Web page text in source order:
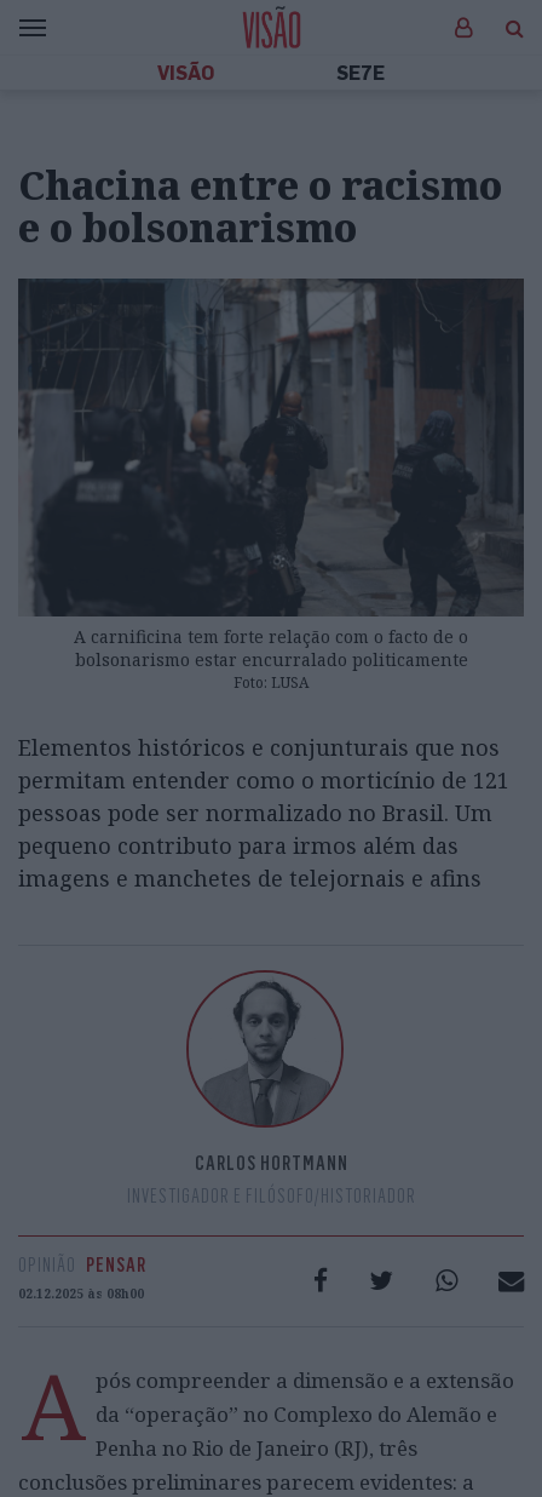
VISÃO SE7E
Chacina entre o racismo
e o bolsonarismo
A carnificina tem forte relação com o facto de o
bolsonarismo estar encurralado politicamente
Foto: LUSA
Elementos históricos e conjunturais que nos
permitam entender como o morticínio de 121
pessoas pode ser normalizado no Brasil. Um
pequeno contributo para irmos além das
imagens e manchetes de telejornais e afins
CARLOS HORTMANN
INVESTIGADOR E FILÓSOFO/HISTORIADOR
OPINIÃO PENSAR
02.12.2025 às 08h00
A pós compreender a dimensão e a extensão
da “operação” no Complexo do Alemão e
Penha no Rio de Janeiro (RJ), três
conclusões preliminares parecem evidentes: a